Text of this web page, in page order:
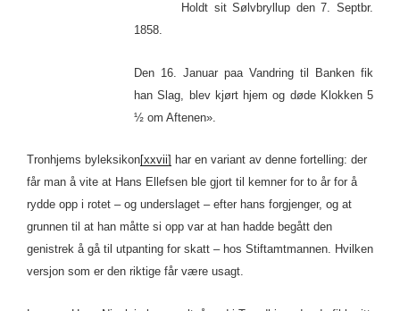
Holdt sit Sølvbryllup den 7. Septbr.
1858.
Den 16. Januar paa Vandring til Banken fik
han Slag, blev kjørt hjem og døde Klokken 5
½ om Aftenen».
Tronhjems byleksikon[xxvii] har en variant av denne fortelling: der
får man å vite at Hans Ellefsen ble gjort til kemner for to år for å
rydde opp i rotet – og underslaget – efter hans forgjenger, og at
grunnen til at han måtte si opp var at han hadde begått den
genistrek å gå til utpanting for skatt – hos Stiftamtmannen. Hvilken
versjon som er den riktige får være usagt.